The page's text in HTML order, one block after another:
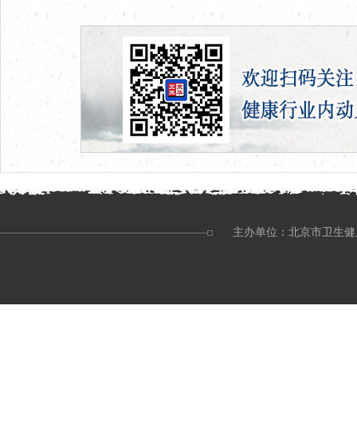
主办单位：北京市卫生